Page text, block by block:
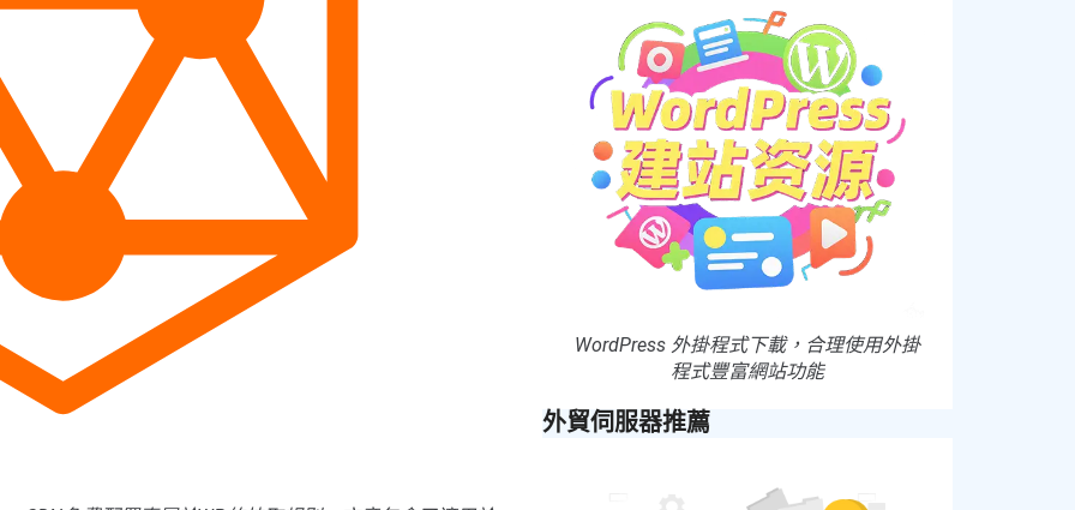
WordPress 外掛程式下載，合理使用外掛
程式豐富網站功能
外貿伺服器推薦